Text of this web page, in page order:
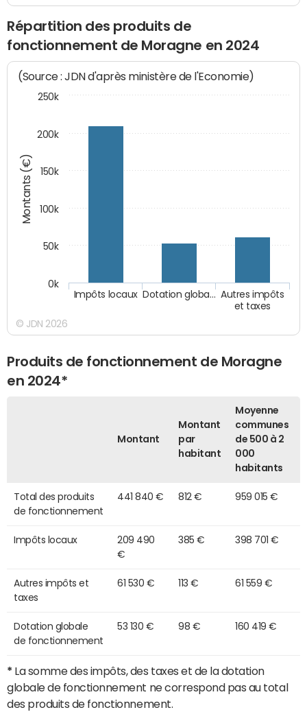
Répartition des produits de
fonctionnement de Moragne en 2024
Montants (€)
(Source : JDN d'après ministère de l'Economie)
Autres impôts
et taxes
Dotation globa…
Impôts locaux
0k
50k
100k
150k
200k
250k
© JDN 2026
Produits de fonctionnement de Moragne
en 2024*
Montant
Montant
par
habitant
Moyenne
communes
de 500 à 2
000
habitants
Total des produits
de fonctionnement
441 840 € 812 € 959 015 €
Impôts locaux
209 490
€
385 € 398 701 €
Autres impôts et
taxes
61 530 € 113 € 61 559 €
Dotation globale
de fonctionnement
53 130 € 98 € 160 419 €
* La somme des impôts, des taxes et de la dotation
globale de fonctionnement ne correspond pas au total
des produits de fonctionnement.